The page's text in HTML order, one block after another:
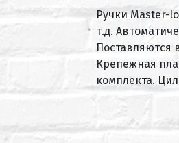
Ручки Master-
т.д.
Поставляются
Крепежная
комплекта.